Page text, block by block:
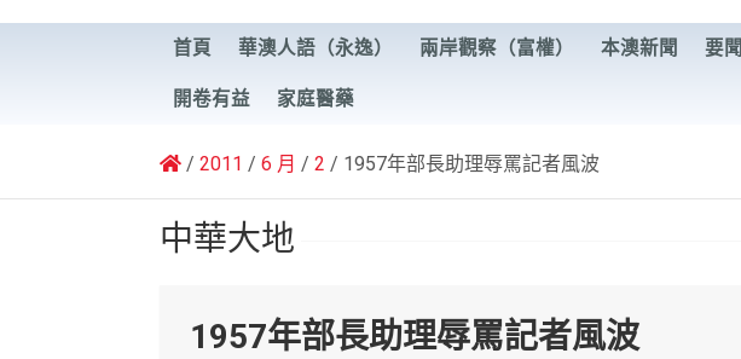
新華澳報
首頁 華澳人語（永逸） 兩岸觀察（富權） 本澳新聞 要聞
開卷有益 家庭醫藥
2011 6 月 2 1957年部長助理辱罵記者風波
中華大地
1957年部長助理辱罵記者風波